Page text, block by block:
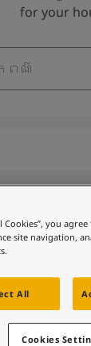
ស់។
នៅដែលពោរ
for your
Cookies”, you
site navigation,
All
Cookies